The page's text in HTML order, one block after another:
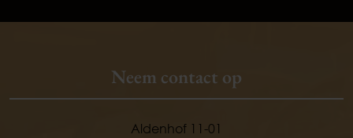
Neem contact op
Aldenhof 11-01